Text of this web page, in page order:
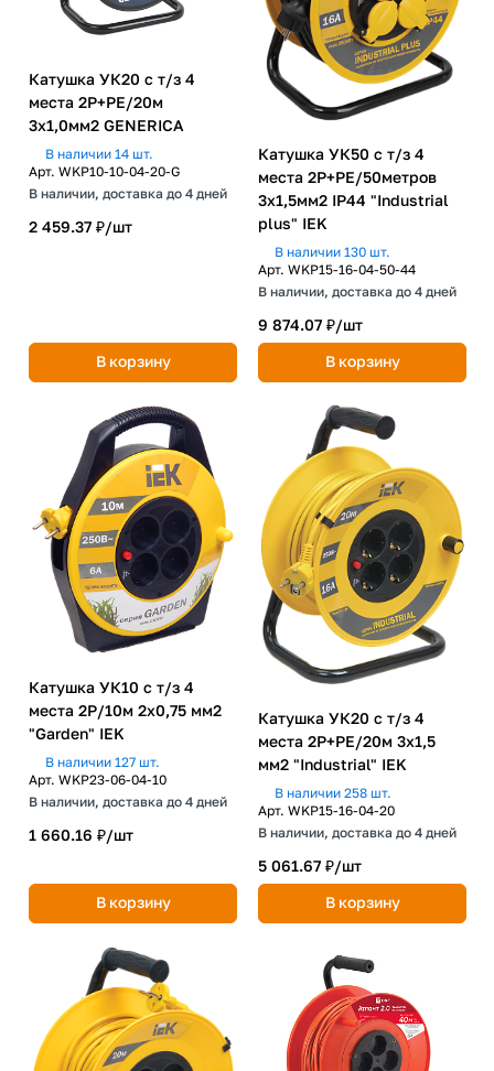
Катушка УК20 с т/з 4
места 2P+PE/20м
3х1,0мм2 GENERICA
В наличии 14 шт.
Арт. WKP10-10-04-20-G
В наличии, доставка до 4 дней
2 459.37 ₽/шт
В корзину
Катушка УК50 с т/з 4
места 2P+PE/50метров
3х1,5мм2 IP44 "Industrial
plus" IEK
В наличии 130 шт.
Арт. WKP15-16-04-50-44
В наличии, доставка до 4 дней
9 874.07 ₽/шт
В корзину
Катушка УК10 с т/з 4
места 2Р/10м 2х0,75 мм2
"Garden" IEK
В наличии 127 шт.
Арт. WKP23-06-04-10
В наличии, доставка до 4 дней
1 660.16 ₽/шт
В корзину
Катушка УК20 с т/з 4
места 2P+PE/20м 3х1,5
мм2 "Industrial" IEK
В наличии 258 шт.
Арт. WKP15-16-04-20
В наличии, доставка до 4 дней
5 061.67 ₽/шт
В корзину